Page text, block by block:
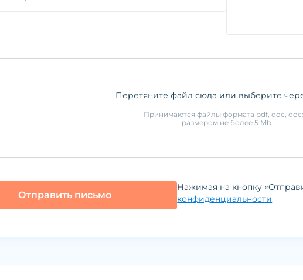
Перетяните файл сюда или выберите
Принимаются файлы формата pdf, doc,
размером не более 5 Mb
Отправить письмо
Нажимая на кнопку
конфиденциальности